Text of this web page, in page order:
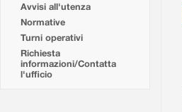
Avvisi all'utenza
Normative
Turni operativi
Richiesta
informazioni/Contatta
l'ufficio